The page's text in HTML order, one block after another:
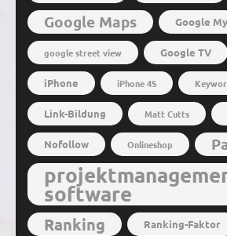
Google Maps Google
google street view Google TV
iPhone iPhone 4S
Link-Bildung Matt Cutts
Nofollow Onlineshop
software
Ranking Ranking-Faktor